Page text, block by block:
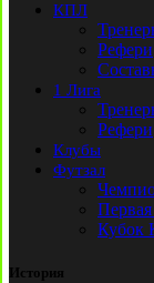
КПЛ
Рефери
1 Лига
Рефери
Клубы
Футзал
Первая
Кубок
История